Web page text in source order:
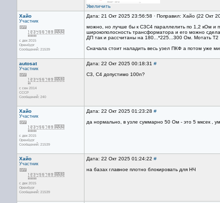
Увеличить
Хайо
Участник
с дек 2015
Оренбург
Сообщений: 21539
Дата: 21 Окт 2025 23:56:58 · Поправил: Хайо (22 Окт
можно, но лучше бы к С3С4 параллелить по 1,2 кОм и
широкополосность трансформатора и его можно
ДП так и рассчитаны на 180...*225...300 Ом. Мотать
Сначала стоит наладить весь узел ПКФ а потом уже
autosat
Участник
с сен 2014
СССР
Сообщений: 240
Дата: 22 Окт 2025 00:18:31 #
C3, C4 допустимо 100n?
Хайо
Участник
с дек 2015
Оренбург
Сообщений: 21539
Дата: 22 Окт 2025 01:23:28 #
да нормально, в узле суммарно 50 Ом - это 5 мксек ,
Хайо
Участник
с дек 2015
Оренбург
Сообщений: 21539
Дата: 22 Окт 2025 01:24:22 #
на базах главное плотно блокировать для НЧ